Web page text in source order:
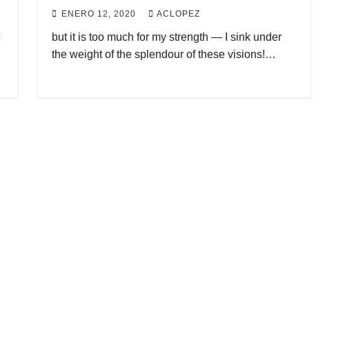
ENERO 12, 2020 ACLOPEZ
but it is too much for my strength — I sink under
the weight of the splendour of these visions!…